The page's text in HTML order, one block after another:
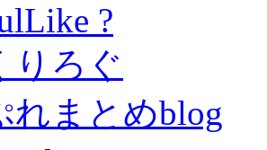
?
りろぐ
れまとめblog